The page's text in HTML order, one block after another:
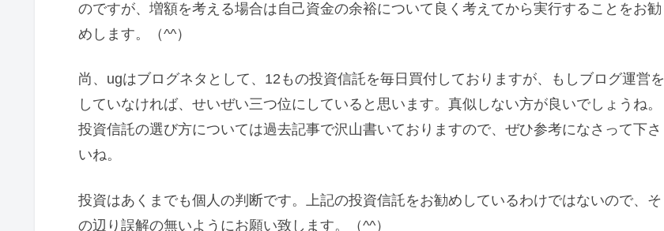
のですが、増額を考える場合は自己資金の余裕について良く考えてから実行することをお勧
めします。（^^）
尚、ugはブログネタとして、12もの投資信託を毎日買付しておりますが、もしブログ運営を
していなければ、せいぜい三つ位にしていると思います。真似しない方が良いでしょうね。
投資信託の選び方については過去記事で沢山書いておりますので、ぜひ参考になさって下さ
いね。
投資はあくまでも個人の判断です。上記の投資信託をお勧めしているわけではないので、そ
の辺り誤解の無いようにお願い致します。（^^）